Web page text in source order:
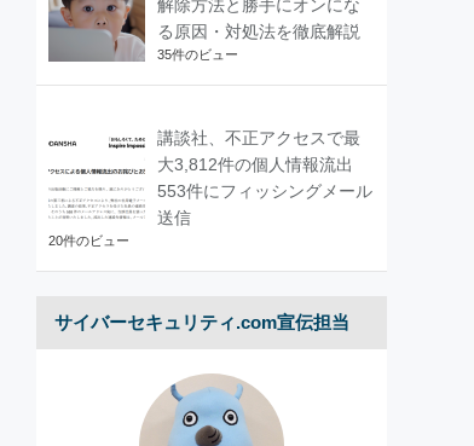
解除方法と勝手にオンにな
る原因・対処法を徹底解説
35件のビュー
講談社、不正アクセスで最
大3,812件の個人情報流出
553件にフィッシングメール
送信
20件のビュー
サイバーセキュリティ.com宣伝担当